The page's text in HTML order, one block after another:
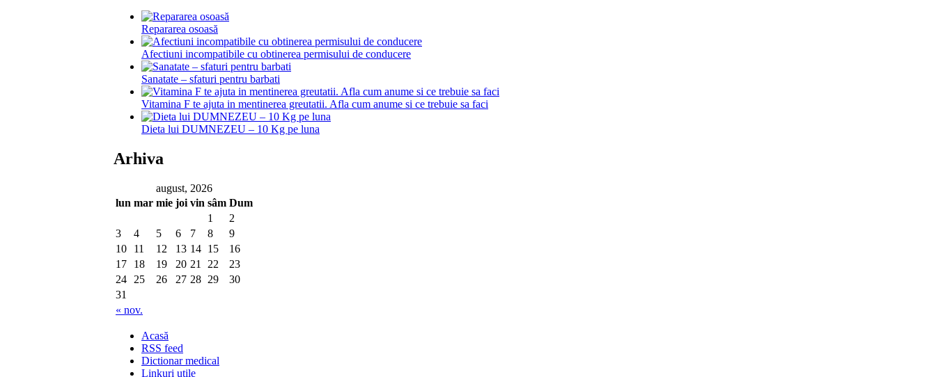
Repararea osoasă
Afectiuni incompatibile cu obtinerea permisului de conducere
Sanatate – sfaturi pentru barbati
Vitamina F te ajuta in mentinerea greutatii. Afla cum anume si ce trebuie sa faci
Dieta lui DUMNEZEU – 10 Kg pe luna
Arhiva
august, 2026
lun mar mie joi vin sâm Dum
« nov.
1
2
3
4 5 6 7 8
9
10
11 12 13 14 15
16
17
18 19 20 21 22
23
24
25 26 27 28 29
30
31
Acasă
RSS feed
Dictionar medical
Linkuri utile